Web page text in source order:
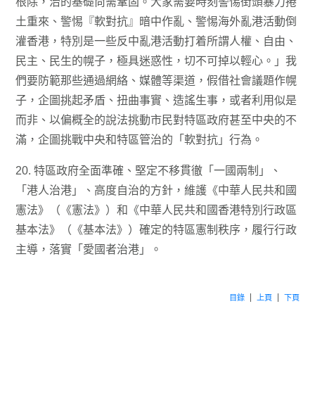
土重來、警惕『軟對抗』暗中作亂、警惕海外亂港活動倒
灌香港，特別是一些反中亂港活動打着所謂人權、自由、
民主、民生的幌子，極具迷惑性，切不可掉以輕心。」我
們要防範那些通過網絡、媒體等渠道，假借社會議題作幌
子，企圖挑起矛盾、扭曲事實、造謠生事，或者利用似是
而非、以偏概全的說法挑動市民對特區政府甚至中央的不
滿，企圖挑戰中央和特區管治的「軟對抗」行為。
20. 特區政府全面準確、堅定不移貫徹「一國兩制」、
「港人治港」、高度自治的方針，維護《中華人民共和國
憲法》（《憲法》）和《中華人民共和國香港特別行政區
基本法》（《基本法》）確定的特區憲制秩序，履行行政
主導，落實「愛國者治港」。
目錄 上頁 下頁